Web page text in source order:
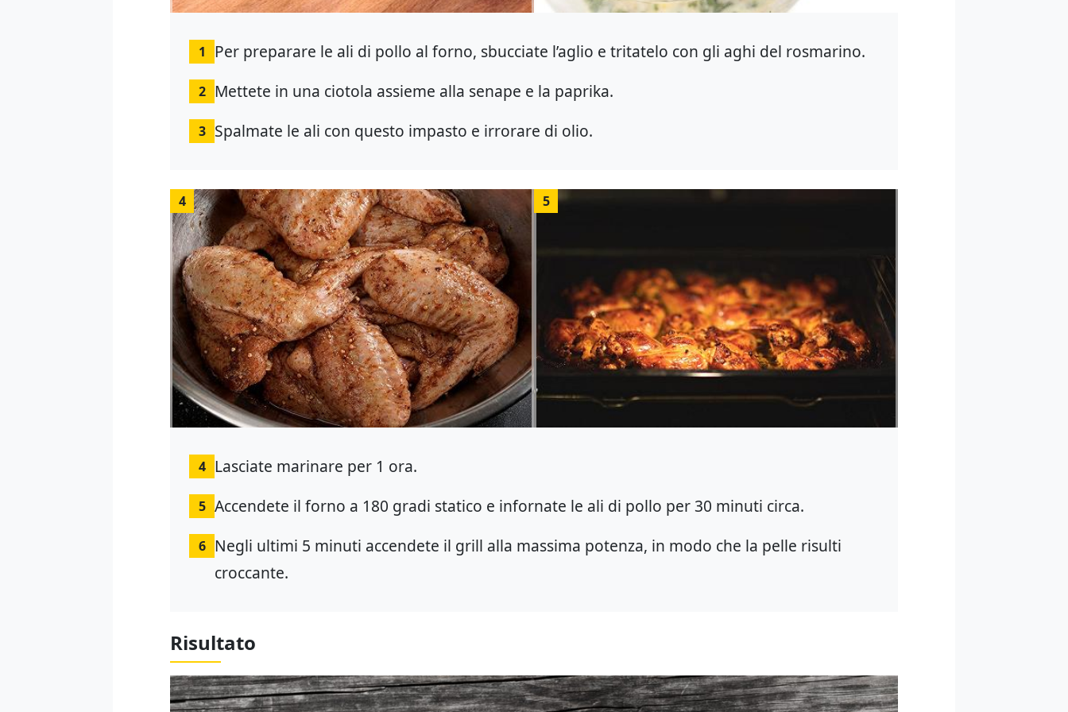
1 Per preparare le ali di pollo al forno, sbucciate l’aglio e tritatelo con gli aghi del rosmarino.
2 Mettete in una ciotola assieme alla senape e la paprika.
3 Spalmate le ali con questo impasto e irrorare di olio.
4 5
4 Lasciate marinare per 1 ora.
5 Accendete il forno a 180 gradi statico e infornate le ali di pollo per 30 minuti circa.
6 Negli ultimi 5 minuti accendete il grill alla massima potenza, in modo che la pelle risulti
croccante.
Risultato